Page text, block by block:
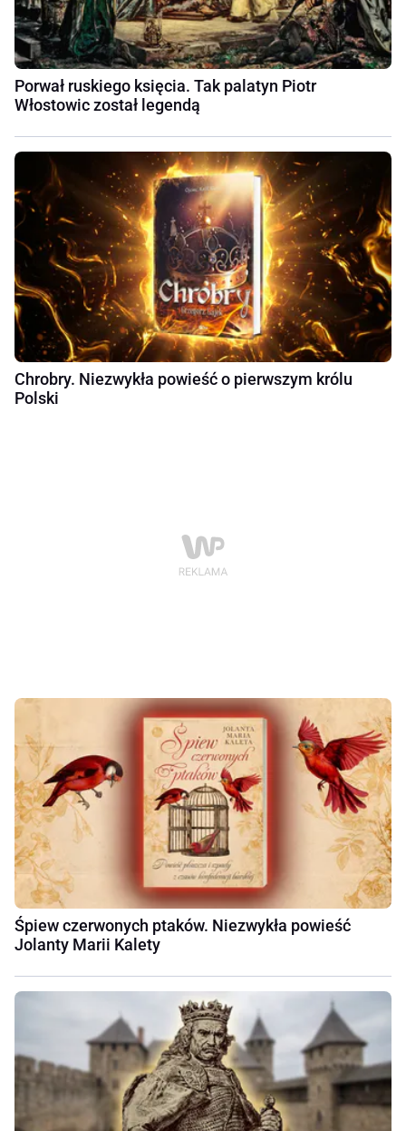
Porwał ruskiego księcia. Tak palatyn Piotr
Włostowic został legendą
Chrobry. Niezwykła powieść o pierwszym królu
Polski
Śpiew czerwonych ptaków. Niezwykła powieść
Jolanty Marii Kalety